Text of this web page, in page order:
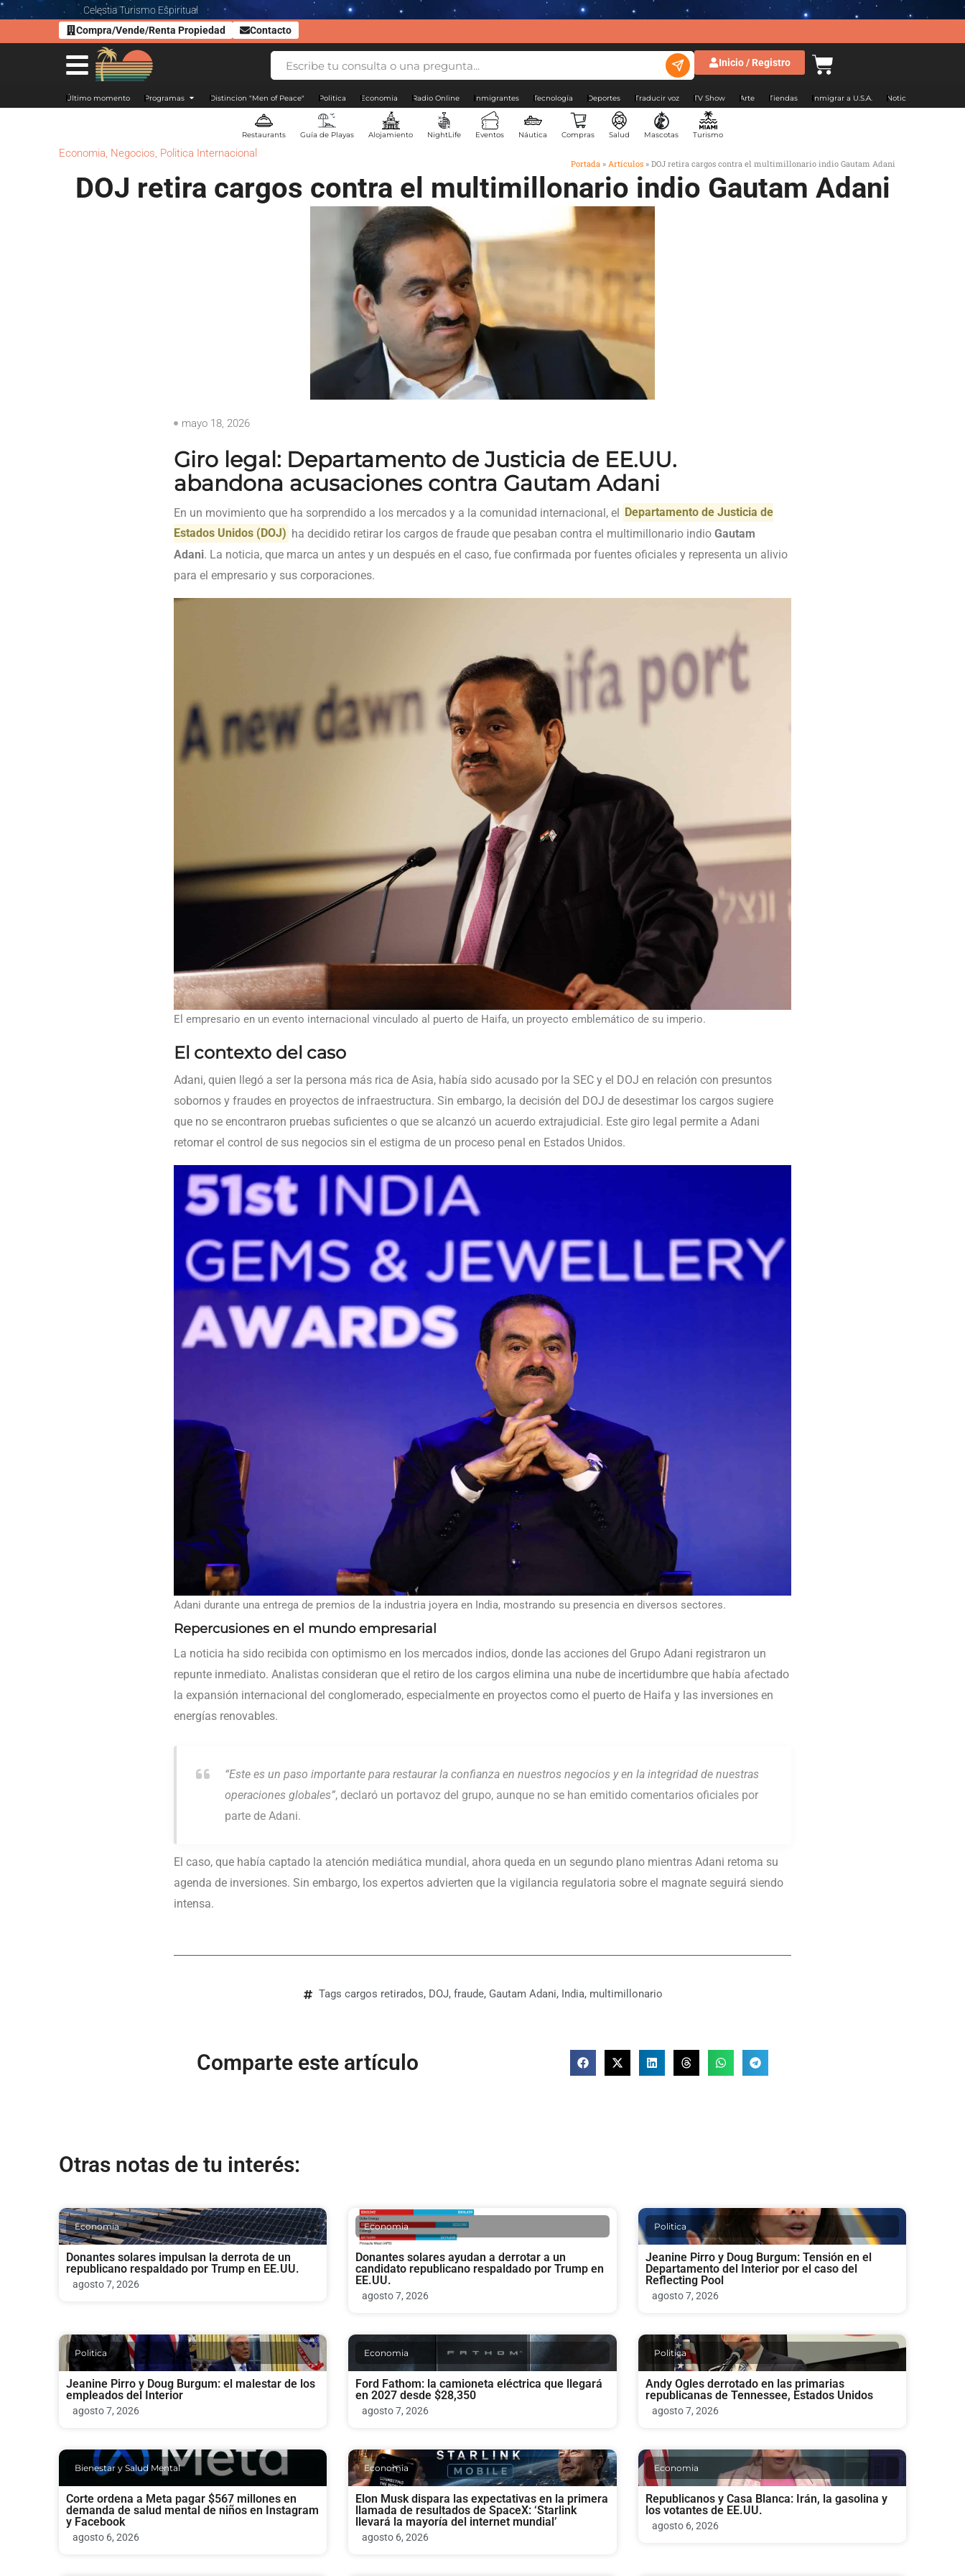
Celestia Turismo Espiritual
Compra/Vende/Renta Propiedad
Contacto
Inicio / Registro
Último momento Programas Distincion "Men of Peace" Politica Economia Radio Online Inmigrantes Tecnología Deportes Traducir voz TV Show Arte Tiendas Inmigrar a U.S.A. Noticias Argentina
Restaurants Guía de Playas Alojamiento NightLife Eventos Náutica Compras Salud Mascotas Turismo
Economia, Negocios, Politica Internacional
Portada » Artículos » DOJ retira cargos contra el multimillonario indio Gautam Adani
DOJ retira cargos contra el multimillonario indio Gautam Adani
mayo 18, 2026
Giro legal: Departamento de Justicia de EE.UU.
abandona acusaciones contra Gautam Adani
En un movimiento que ha sorprendido a los mercados y a la comunidad internacional, el Departamento de Justicia de
Estados Unidos (DOJ) ha decidido retirar los cargos de fraude que pesaban contra el multimillonario indioGautam
Adani. La noticia, que marca un antes y un después en el caso, fue confirmada por fuentes oficiales y representa un alivio
para el empresario y sus corporaciones.
El empresario en un evento internacional vinculado al puerto de Haifa, un proyecto emblemático de su imperio.
El contexto del caso
Adani, quien llegó a ser la persona más rica de Asia, había sido acusado por la SEC y el DOJ en relación con presuntos
sobornos y fraudes en proyectos de infraestructura. Sin embargo, la decisión del DOJ de desestimar los cargos sugiere
que no se encontraron pruebas suficientes o que se alcanzó un acuerdo extrajudicial. Este giro legal permite a Adani
retomar el control de sus negocios sin el estigma de un proceso penal en Estados Unidos.
Adani durante una entrega de premios de la industria joyera en India, mostrando su presencia en diversos sectores.
Repercusiones en el mundo empresarial
La noticia ha sido recibida con optimismo en los mercados indios, donde las acciones del Grupo Adani registraron un
repunte inmediato. Analistas consideran que el retiro de los cargos elimina una nube de incertidumbre que había afectado
la expansión internacional del conglomerado, especialmente en proyectos como el puerto de Haifa y las inversiones en
energías renovables.
“Este es un paso importante para restaurar la confianza en nuestros negocios y en la integridad de nuestras
operaciones globales”, declaró un portavoz del grupo, aunque no se han emitido comentarios oficiales por
parte de Adani.
El caso, que había captado la atención mediática mundial, ahora queda en un segundo plano mientras Adani retoma su
agenda de inversiones. Sin embargo, los expertos advierten que la vigilancia regulatoria sobre el magnate seguirá siendo
intensa.
Tags cargos retirados, DOJ, fraude, Gautam Adani, India, multimillonario
Comparte este artículo
Otras notas de tu interés:
Economia
Donantes solares impulsan la derrota de un
republicano respaldado por Trump en EE.UU.
agosto 7, 2026
Economia
Donantes solares ayudan a derrotar a un
candidato republicano respaldado por Trump en
EE.UU.
agosto 7, 2026
Politica
Jeanine Pirro y Doug Burgum: Tensión en el
Departamento del Interior por el caso del
Reflecting Pool
agosto 7, 2026
Politica
Jeanine Pirro y Doug Burgum: el malestar de los
empleados del Interior
agosto 7, 2026
Economia
Ford Fathom: la camioneta eléctrica que llegará
en 2027 desde $28,350
agosto 7, 2026
Politica
Andy Ogles derrotado en las primarias
republicanas de Tennessee, Estados Unidos
agosto 7, 2026
Bienestar y Salud Mental
Corte ordena a Meta pagar $567 millones en
demanda de salud mental de niños en Instagram
y Facebook
agosto 6, 2026
Economia
Elon Musk dispara las expectativas en la primera
llamada de resultados de SpaceX: ‘Starlink
llevará la mayoría del internet mundial’
agosto 6, 2026
Economia
Republicanos y Casa Blanca: Irán, la gasolina y
los votantes de EE.UU.
agosto 6, 2026